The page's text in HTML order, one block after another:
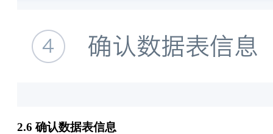
2.6 确认数据表信息